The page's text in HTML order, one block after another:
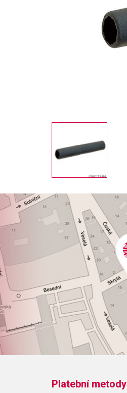
Platební metody